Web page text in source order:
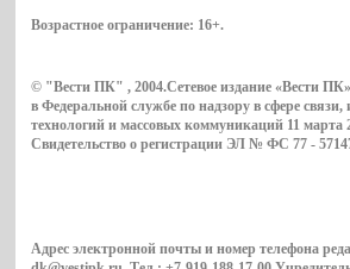
Возрастное ограничение: 16+.
© "Вести ПК" , 2004.Сетевое издание «Вести ПК»
в Федеральной службе по надзору в сфере
технологий и массовых коммуникаций 11 марта
Свидетельство о регистрации ЭЛ № ФС 77 -
Адрес электронной почты и номер телефона